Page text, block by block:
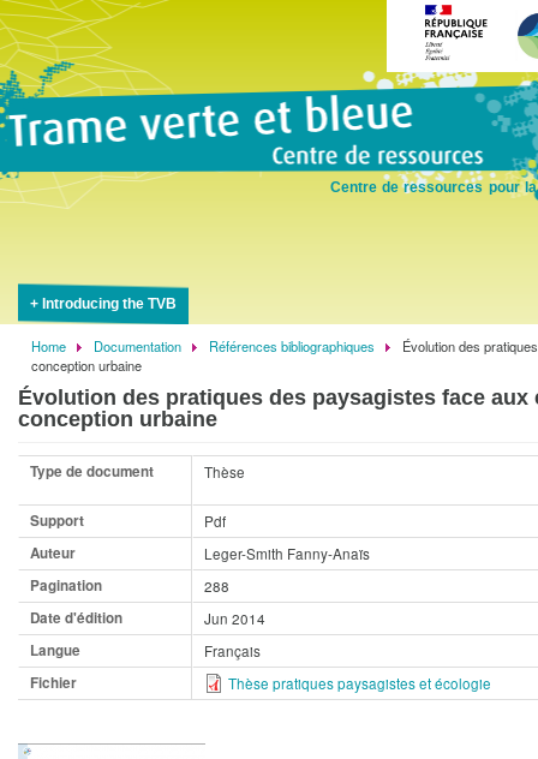
Centre de ressources pour
Introducing the TVB
Breadcrumb
Home Documentation Références bibliographiques
Évolution des
conception urbaine
Évolution des pratiques des paysagistes face
conception urbaine
Type de document Thèse
Support
Pdf
Auteur
Leger-Smith Fanny-Anaïs
Pagination
288
Date d'édition
Jun 2014
Langue
Français
Fichier
Thèse pratiques paysagistes et écologie